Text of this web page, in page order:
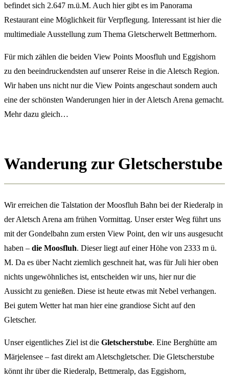
befindet sich 2.647 m.ü.M. Auch hier gibt es im Panorama
Restaurant eine Möglichkeit für Verpflegung. Interessant ist hier die
multimediale Ausstellung zum Thema Gletscherwelt Bettmerhorn.
Für mich zählen die beiden View Points Moosfluh und Eggishorn
zu den beeindruckendsten auf unserer Reise in die Aletsch Region.
Wir haben uns nicht nur die View Points angeschaut sondern auch
eine der schönsten Wanderungen hier in der Aletsch Arena gemacht.
Mehr dazu gleich…
Wanderung zur Gletscherstube
Wir erreichen die Talstation der Moosfluh Bahn bei der Riederalp in
der Aletsch Arena am frühen Vormittag. Unser erster Weg führt uns
mit der Gondelbahn zum ersten View Point, den wir uns ausgesucht
haben – die Moosfluh. Dieser liegt auf einer Höhe von 2333 m ü.
M. Da es über Nacht ziemlich geschneit hat, was für Juli hier oben
nichts ungewöhnliches ist, entscheiden wir uns, hier nur die
Aussicht zu genießen. Diese ist heute etwas mit Nebel verhangen.
Bei gutem Wetter hat man hier eine grandiose Sicht auf den
Gletscher.
Unser eigentliches Ziel ist die Gletscherstube. Eine Berghütte am
Märjelensee – fast direkt am Aletschgletscher. Die Gletscherstube
könnt ihr über die Riederalp, Bettmeralp, das Eggishorn,